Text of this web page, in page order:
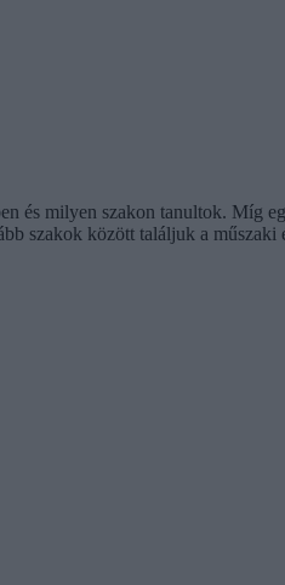
és milyen szakon tanultok. Míg
szakok között találjuk a műszaki